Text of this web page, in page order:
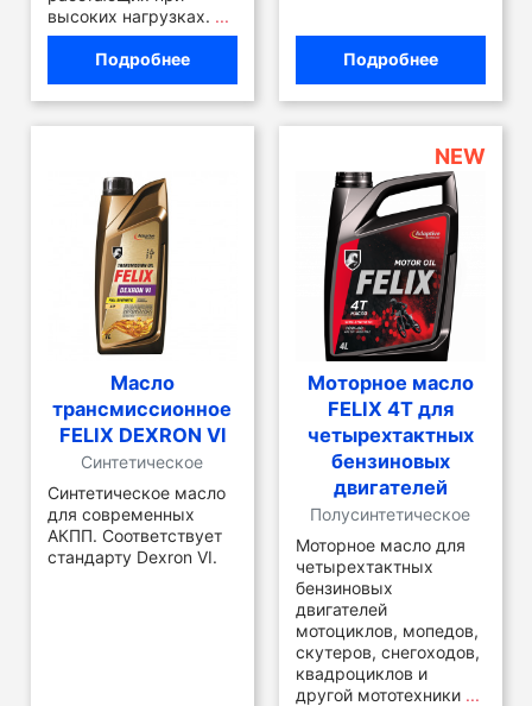
высоких нагрузках. ...
Подробнее Подробнее
Масло
трансмиссионное
FELIX DEXRON Vl
Синтетическое
Синтетическое масло
для современных
АКПП. Соответствует
стандарту Dexron VI.
NEW
Моторное масло
FELIX 4T для
четырехтактных
бензиновых
двигателей
Полусинтетическое
Моторное масло для
четырехтактных
бензиновых
двигателей
мотоциклов, мопедов,
скутеров, снегоходов,
квадроциклов и
другой мототехники ...